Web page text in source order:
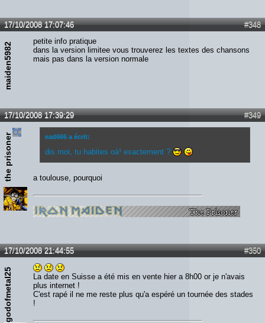
#348
17/10/2008 17:07:46
maiden5982
petite info pratique
dans la version limitee vous trouverez les textes des chansons
mais pas dans la version normale
#349
17/10/2008 17:39:29
the prisoner ead666 a écrit:
dis moi, tu habites oà¹ exactement ?
a toulouse, pourquoi
#350
17/10/2008 21:44:55
godofmetal25
La date en Suisse a été mis en vente hier a 8h00 or je n'avais
plus internet !
C'est rapé il ne me reste plus qu'a espéré un tournée des stades
!